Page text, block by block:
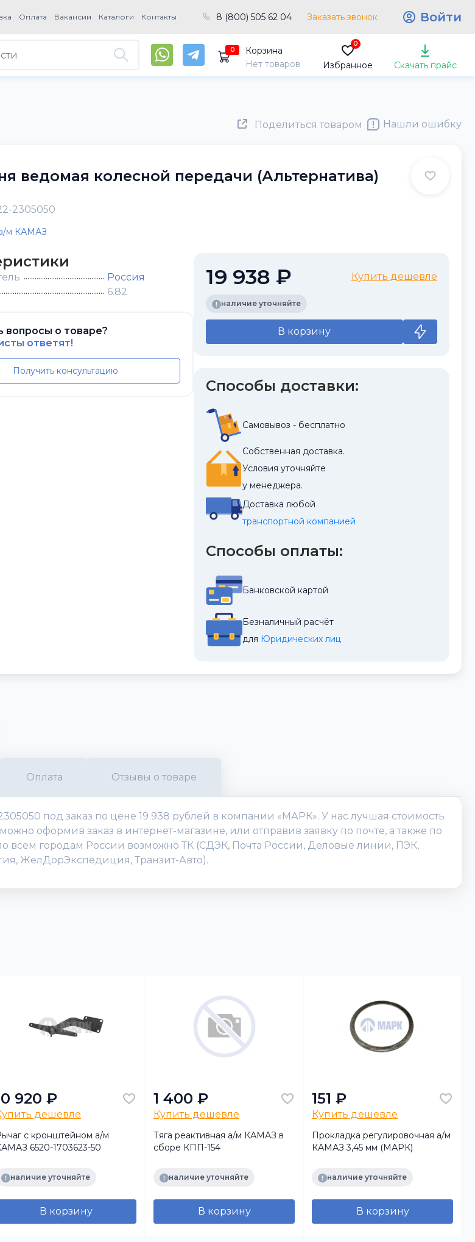
Оплата Вакансии Каталоги Контакты 8 (800) 505 62 04 Заказать звонок Войти
0
Корзина
Нет товаров
0
Избранное Скачать прайс
Поделиться товаром Нашли ошибку
ведомая колесной передачи (Альтернатива)
2305050
м КАМАЗ
Россия
6.82
вопросы о товаре?
ответят!
Получить консультацию
19 938 ₽ Купить дешевле
наличие уточняйте
В корзину
Способы доставки:
Самовывоз - бесплатно
Собственная доставка.
Условия уточняйте
у менеджера.
Доставка любой
транспортной компанией
Способы оплаты:
Банковской картой
Безналичный расчёт
для Юридических лиц
Оплата Отзывы о товаре
под заказ по цене 19 938 рублей в компании «МАРК». У нас лучшая стоимость
оформив заказ в интернет-магазине, или отправив заявку по почте, а также по
всем городам России возможно ТК (СДЭК, Почта России, Деловые линии, ПЭК,
ЖелДорЭкспедиция, Транзит-Авто).
920 ₽
дешевле
с кронштейном а/м
6520-1703623-50
наличие уточняйте
В корзину
1 400 ₽
Купить дешевле
Тяга реактивная а/м КАМАЗ в
сборе КПП-154
наличие уточняйте
В корзину
151 ₽
Купить дешевле
Прокладка регулировочная а/м
КАМАЗ 3,45 мм (МАРК)
наличие уточняйте
В корзину